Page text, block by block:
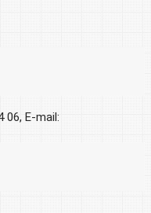
06, E-mail: